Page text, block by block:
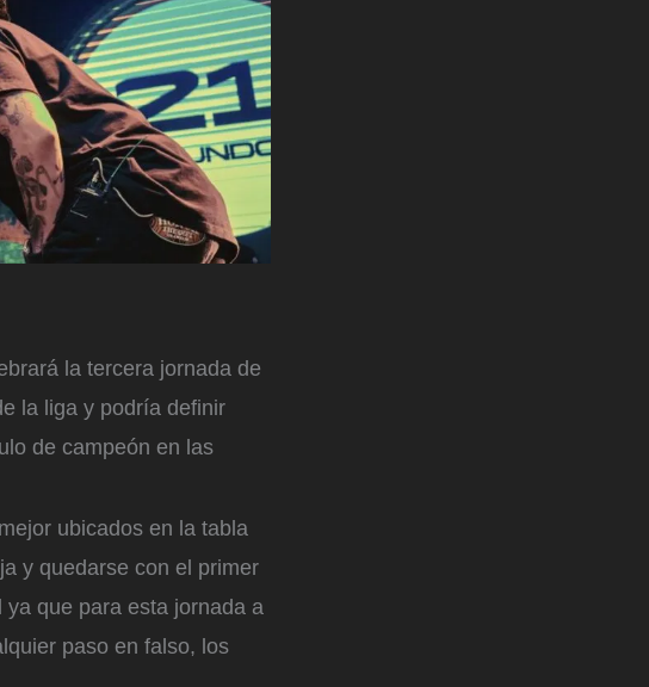
la tercera jornada de
la liga y podría definir
de campeón en las
ubicados en la tabla
y quedarse con el primer
ya que para esta jornada a
paso en falso, los